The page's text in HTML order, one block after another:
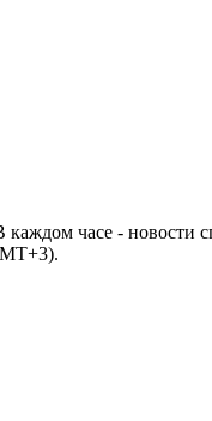
часе - новости